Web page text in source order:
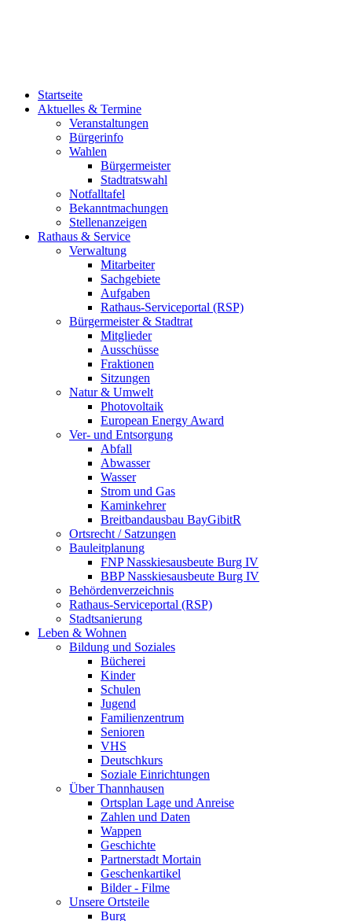
Startseite
Aktuelles & Termine
Veranstaltungen
Bürgerinfo
Wahlen
Bürgermeister
Stadtratswahl
Notfalltafel
Bekanntmachungen
Stellenanzeigen
Rathaus & Service
Verwaltung
Mitarbeiter
Sachgebiete
Aufgaben
Rathaus-Serviceportal (RSP)
Bürgermeister & Stadtrat
Mitglieder
Ausschüsse
Fraktionen
Sitzungen
Natur & Umwelt
Photovoltaik
European Energy Award
Ver- und Entsorgung
Abfall
Abwasser
Wasser
Strom und Gas
Kaminkehrer
Breitbandausbau BayGibitR
Ortsrecht / Satzungen
Bauleitplanung
FNP Nasskiesausbeute Burg IV
BBP Nasskiesausbeute Burg IV
Behördenverzeichnis
Rathaus-Serviceportal (RSP)
Stadtsanierung
Leben & Wohnen
Bildung und Soziales
Bücherei
Kinder
Schulen
Jugend
Familienzentrum
Senioren
VHS
Deutschkurs
Soziale Einrichtungen
Über Thannhausen
Ortsplan Lage und Anreise
Zahlen und Daten
Wappen
Geschichte
Partnerstadt Mortain
Geschenkartikel
Bilder - Filme
Unsere Ortsteile
Burg